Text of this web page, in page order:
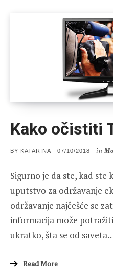
Kako očistiti
BY KATARINA
POSTED
07/10/2018 in
Sigurno je da ste, kad
uputstvo za održavanje
održavanje najčešće se
informacija može
ukratko, šta se od
Read More